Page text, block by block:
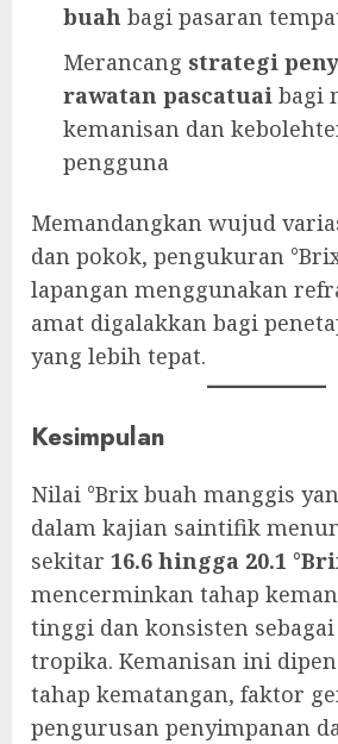
buah bagi pasaran
Merancang strategi
rawatan pascatuai bagi
kemanisan dan
pengguna
Memandangkan wujud
dan pokok, pengukuran
lapangan menggunakan
amat digalakkan bagi
yang lebih tepat.
Kesimpulan
Nilai °Brix buah manggis
dalam kajian saintifik
sekitar 16.6 hingga 20.1
mencerminkan tahap
tinggi dan konsisten
tropika. Kemanisan ini
tahap kematangan, faktor
pengurusan penyimpanan